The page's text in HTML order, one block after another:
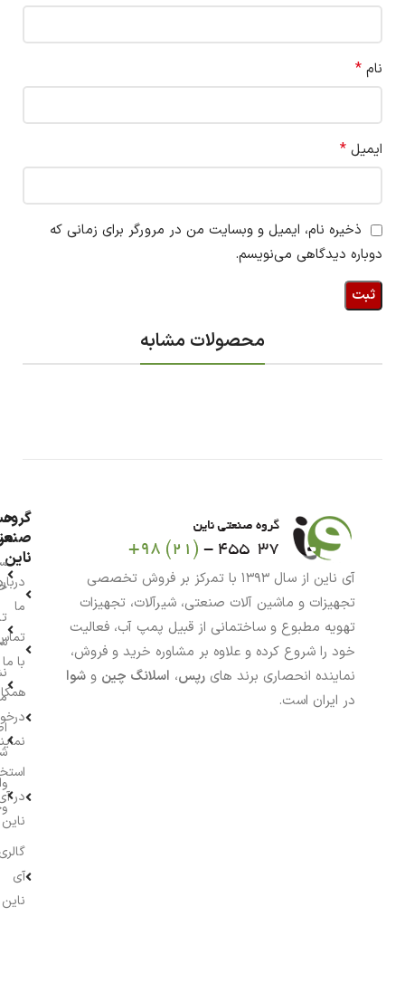
نام *
ایمیل *
ذخیره نام، ایمیل و وبسایت من در مرورگر برای زمانی که
دوباره دیدگاهی می‌نویسم.
محصولات مشابه
آی ناین از سال ۱۳۹۳ با تمرکز بر فروش تخصصی
تجهیزات و ماشین آلات صنعتی، شیرآلات، تجهیزات
تهویه مطبوع و ساختمانی از قبیل پمپ آب، فعالیت
خود را شروع کرده و علاوه بر مشاوره خرید و فروش،
نماینده انحصاری برند های رپس، اسلانگ چین و شوا
در ایران است.
گروه
ناین
ما
با ما
در
ناین
آی
ناین